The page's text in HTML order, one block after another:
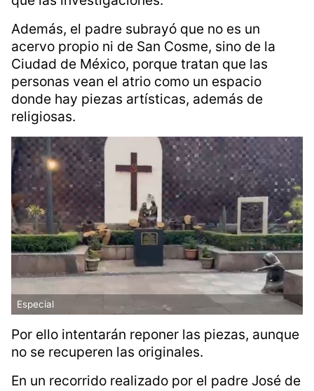
Informó que ya se realizó la denuncia
correspondiente ante las autoridades, aunque
antes prefirió exponer el hecho en las redes
sociales, ya que suelen trabajar más rápido
que las investigaciones.
Además, el padre subrayó que no es un
acervo propio ni de San Cosme, sino de la
Ciudad de México, porque tratan que las
personas vean el atrio como un espacio
donde hay piezas artísticas, además de
religiosas.